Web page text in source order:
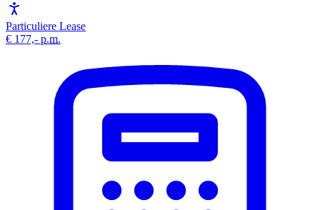
Particuliere Lease
€ 177,- p.m.